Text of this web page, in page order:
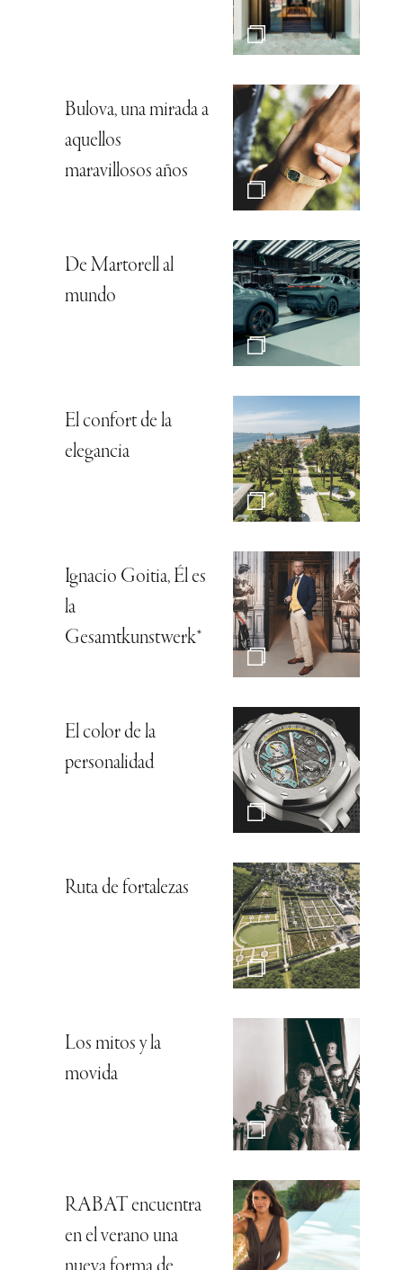
Bulova, una mirada a
aquellos
maravillosos años
De Martorell al
mundo
El confort de la
elegancia
Ignacio Goitia, Él es
la
Gesamtkunstwerk*
El color de la
personalidad
Ruta de fortalezas
Los mitos y la
movida
RABAT encuentra
en el verano una